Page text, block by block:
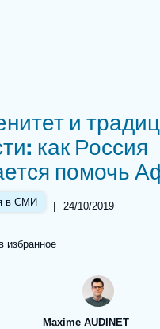
Частые поиски
и
как Россия
помочь
в СМИ | 24/10/2019
избранное
Maxime AUDINET